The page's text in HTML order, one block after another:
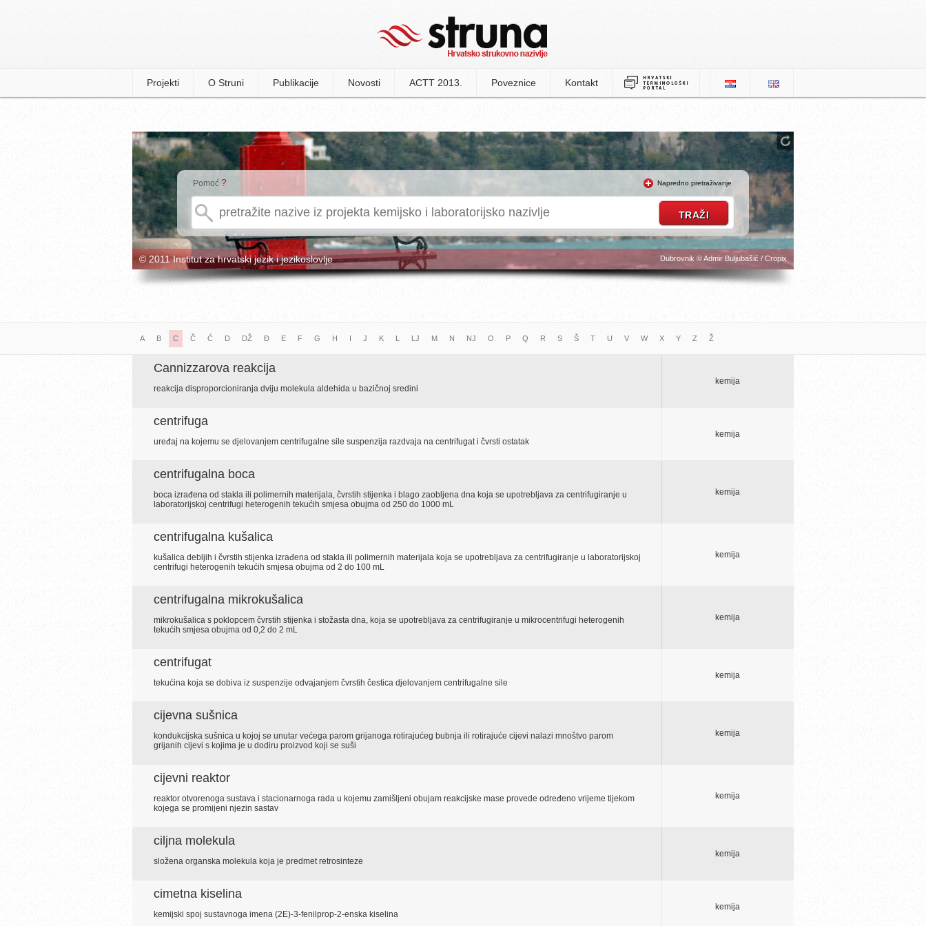
Projekti O Struni Publikacije Novosti ACTT 2013. Poveznice Kontakt
Pomoć ? Napredno pretraživanje
© 2011 Institut za hrvatski jezik i jezikoslovlje Dubrovnik © Admir Buljubašić / Cropix
A B C Č Ć D DŽ Đ E F G H I J K L LJ M N NJ O P Q R S Š T U V W X Y Z Ž
Cannizzarova reakcija
reakcija disproporcioniranja dviju molekula aldehida u bazičnoj sredini
kemija
centrifuga
uređaj na kojemu se djelovanjem centrifugalne sile suspenzija razdvaja na centrifugat i čvrsti ostatak
kemija
centrifugalna boca
boca izrađena od stakla ili polimernih materijala, čvrstih stijenka i blago zaobljena dna koja se upotrebljava za centrifugiranje u
laboratorijskoj centrifugi heterogenih tekućih smjesa obujma od 250 do 1000 mL
kemija
centrifugalna kušalica
kušalica debljih i čvrstih stijenka izrađena od stakla ili polimernih materijala koja se upotrebljava za centrifugiranje u laboratorijskoj
centrifugi heterogenih tekućih smjesa obujma od 2 do 100 mL
kemija
centrifugalna mikrokušalica
mikrokušalica s poklopcem čvrstih stijenka i stožasta dna, koja se upotrebljava za centrifugiranje u mikrocentrifugi heterogenih
tekućih smjesa obujma od 0,2 do 2 mL
kemija
centrifugat
tekućina koja se dobiva iz suspenzije odvajanjem čvrstih čestica djelovanjem centrifugalne sile
kemija
cijevna sušnica
kondukcijska sušnica u kojoj se unutar većega parom grijanoga rotirajućeg bubnja ili rotirajuće cijevi nalazi mnoštvo parom
grijanih cijevi s kojima je u dodiru proizvod koji se suši
kemija
cijevni reaktor
reaktor otvorenoga sustava i stacionarnoga rada u kojemu zamišljeni obujam reakcijske mase provede određeno vrijeme tijekom
kojega se promijeni njezin sastav
kemija
ciljna molekula
složena organska molekula koja je predmet retrosinteze
kemija
cimetna kiselina
kemijski spoj sustavnoga imena (2E)-3-fenilprop-2-enska kiselina
kemija